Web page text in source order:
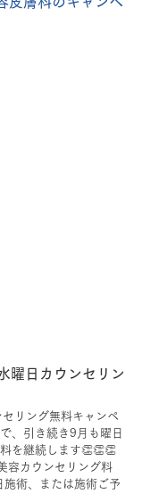
曜日カウンセリン
リング無料キャンペ
、引き続き9月も曜日
を継続します👏👏👏
容カウンセリング料
術、または施術ご予